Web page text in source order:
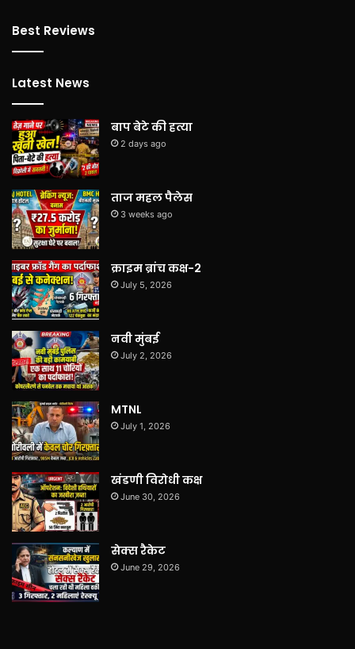
Best Reviews
Latest News
बाप बेटे की हत्या
2 days ago
ताज महल पैलेस
3 weeks ago
क्राइम ब्रांच कक्ष-2
July 5, 2026
नवी मुंबई
July 2, 2026
MTNL
July 1, 2026
खंडणी विरोधी कक्ष
June 30, 2026
सेक्स रैकेट
June 29, 2026